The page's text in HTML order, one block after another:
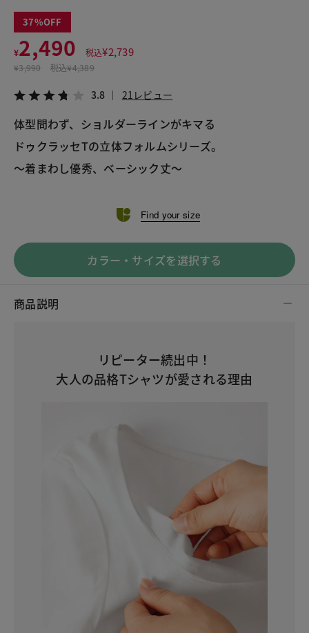
37
¥2,490 税込¥2,739
¥3,990 税込¥4,389
3.8 21レビュー
体型問わず、ショルダーラインがキマる
ドゥクラッセTの立体フォルムシリーズ。
～着まわし優秀、ベーシック丈～
Find your size
カラー・サイズを選択する
商品説明
リピーター続出中！
大人の品格Tシャツが愛される理由
¥2,490
税込¥2,739
LINE メール